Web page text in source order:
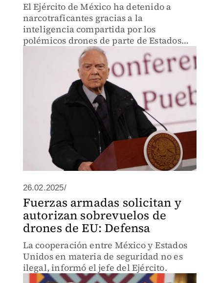
El Ejército de México ha detenido a
narcotraficantes gracias a la
inteligencia compartida por los
polémicos drones de parte de Estados
Unidos para vigilar al crimen
organizado en México, este tema se ha
vuelto muy controversial ya que se lo
26.02.2025/
Fuerzas armadas solicitan y
autorizan sobrevuelos de
drones de EU: Defensa
La cooperación entre México y Estados
Unidos en materia de seguridad no es
ilegal, informó el jefe del Ejército.